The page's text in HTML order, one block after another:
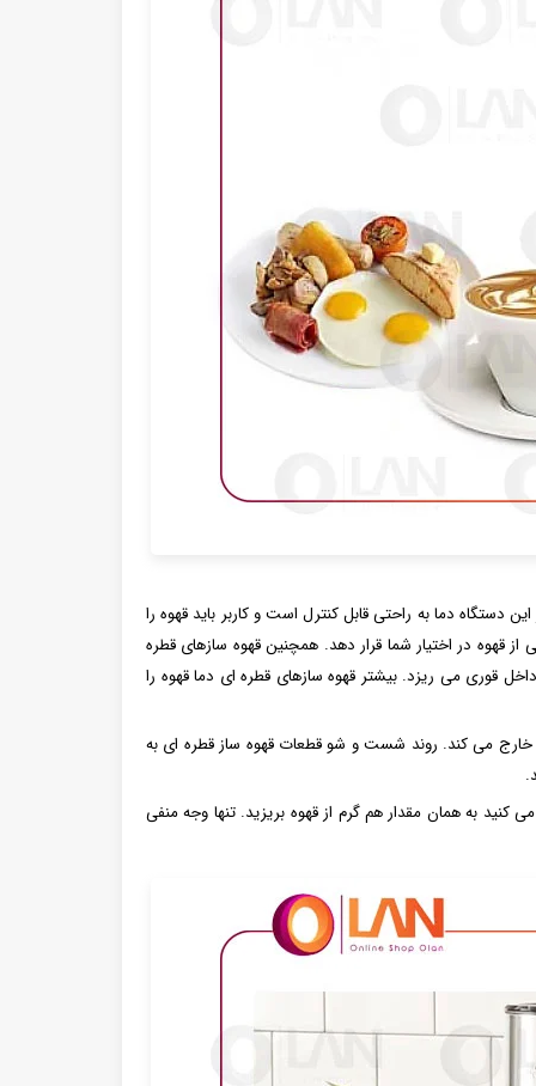
دما به راحتی قابل کنترل است و کاربر باید قهوه را
قهوه در اختیار شما قرار دهد. همچنین قهوه سازهای قطره
قوری می ریزد. بیشتر قهوه سازهای قطره ای دما قهوه را
خارج می کند. روند شست و شو قطعات قهوه ساز قطره ای به
به همان مقدار هم گرم از قهوه بریزید. تنها وجه منفی